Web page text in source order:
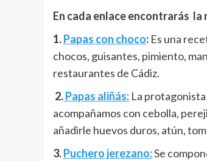
En cada enlace encontrarás
1.Papas con choco: Es una
chocos, guisantes, pimiento,
restaurantes de Cádiz.
2.Papas aliñás: La
acompañamos con cebolla,
añadirle huevos duros, atún,
3.Puchero jerezano:Se